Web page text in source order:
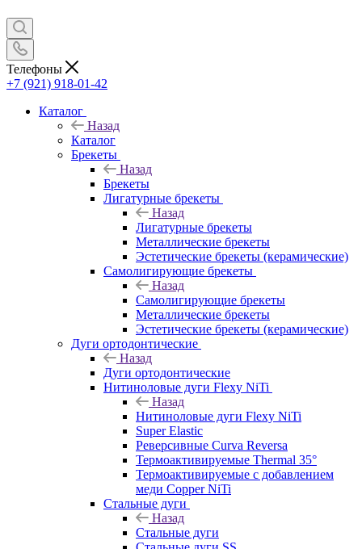
Телефоны
+7 (921) 918-01-42
Каталог
Назад
Каталог
Брекеты
Назад
Брекеты
Лигатурные брекеты
Назад
Лигатурные брекеты
Металлические брекеты
Эстетические брекеты (керамические)
Самолигирующие брекеты
Назад
Самолигирующие брекеты
Металлические брекеты
Эстетические брекеты (керамические)
Дуги ортодонтические
Назад
Дуги ортодонтические
Нитиноловые дуги Flexy NiTi
Назад
Нитиноловые дуги Flexy NiTi
Super Elastic
Реверсивные Curva Reversa
Термоактивируемые Thermal 35°
Термоактивируемые с добавлением
меди Copper NiTi
Стальные дуги
Назад
Стальные дуги